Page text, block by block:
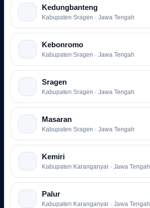
Kedungbanteng
Kabupaten Sragen · Jawa Tengah
Kebonromo
Kabupaten Sragen · Jawa Tengah
Sragen
Kabupaten Sragen · Jawa Tengah
Masaran
Kabupaten Sragen · Jawa Tengah
Kemiri
Kabupaten Karanganyar · Jawa Tengah
Palur
Kabupaten Karanganyar · Jawa Tengah